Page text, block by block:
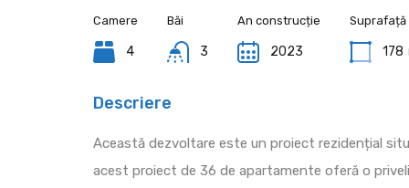
Camere
4
Băi
3
An construcție
2023
Suprafață
178
Descriere
Această dezvoltare este un proiect rezidențial
acest proiect de 36 de apartamente oferă o